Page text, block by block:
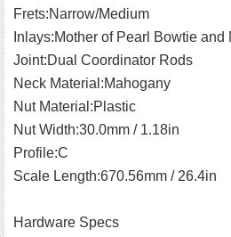
Frets:Narrow/Medium
Inlays:Mother of Pearl Bowtie
Joint:Dual Coordinator Rods
Neck Material:Mahogany
Nut Material:Plastic
Nut Width:30.0mm / 1.18in
Profile:C
Scale Length:670.56mm / 26.4in
Hardware Specs